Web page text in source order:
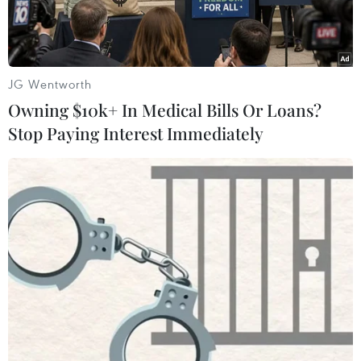
Bộ trưởng Tài chính Mỹ Steven Mnuchin. (Nguồn: AFP/TTXVN)
Ngày 30/4, các Bộ trưởng Tài chính Nhóm các
nước công nghiệp phát triển hàng đầu thế giới
(G7) đã thảo luận chiến lược thúc đẩy hoạt động
JG Wentworth
Owning $10k+ In Medical Bills Or Loans?
Stop Paying Interest Immediately